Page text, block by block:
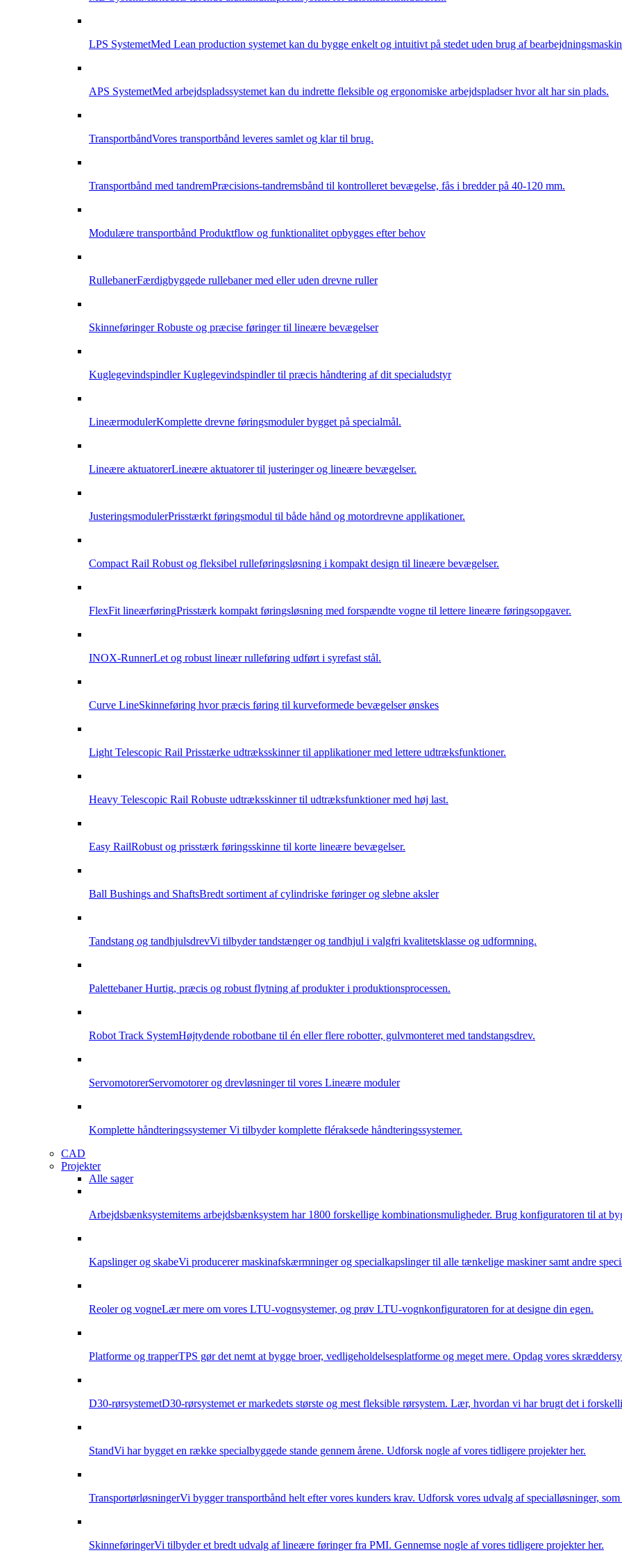
LPS SystemetMed Lean production systemet kan du bygge enkelt og intuitivt på stedet uden brug af
APS SystemetMed arbejdspladssystemet kan du indrette fleksible og ergonomiske arbejdspladser hvor alt har sin plads.
TransportbåndVores transportbånd leveres samlet og klar til brug.
Transportbånd med tandremPræcisions-tandremsbånd til kontrolleret bevægelse, fås i bredder på 40-120 mm.
Modulære transportbånd Produktflow og funktionalitet opbygges efter behov
RullebanerFærdigbyggede rullebaner med eller uden drevne ruller
SkinneføringerRobuste og præcise føringer til lineære bevægelser
KuglegevindspindlerKuglegevindspindler til præcis håndtering af dit specialudstyr
LineærmodulerKomplette drevne føringsmoduler bygget på specialmål.
Lineære aktuatorerLineære aktuatorer til justeringer og lineære bevægelser.
JusteringsmodulerPrisstærkt føringsmodul til både hånd og motordrevne applikationer.
Compact Rail Robust og fleksibel rulleføringsløsning i kompakt design til lineære bevægelser.
FlexFit lineærføringPrisstærk kompakt føringsløsning med forspændte vogne til lettere lineære føringsopgaver.
INOX-RunnerLet og robust lineær rulleføring udført i syrefast stål.
Curve LineSkinneføring hvor præcis føring til kurveformede bevægelser ønskes
Light Telescopic Rail Prisstærke udtræksskinner til applikationer med lettere udtræksfunktioner.
Heavy Telescopic Rail Robuste udtræksskinner til udtræksfunktioner med høj last.
Easy RailRobust og prisstærk føringsskinne til korte lineære bevægelser.
Ball Bushings and ShaftsBredt sortiment af cylindriske føringer og slebne aksler
Tandstang og tandhjulsdrevVi tilbyder tandstænger og tandhjul i valgfri kvalitetsklasse og udformning.
PalettebanerHurtig, præcis og robust flytning af produkter i produktionsprocessen.
Robot Track SystemHøjtydende robotbane til én eller flere robotter, gulvmonteret med tandstangsdrev.
ServomotorerServomotorer og drevløsninger til vores Lineære moduler
Komplette håndteringssystemerVi tilbyder komplette fléraksede håndteringssystemer.
CAD
Projekter
Alle sager
Arbejdsbænksystemitems arbejdsbænksystem har 1800 forskellige kombinationsmuligheder. Brug konfiguratoren til at
Kapslinger og skabeVi producerer maskinafskærmninger og specialkapslinger til alle tænkelige maskiner samt andre
Reoler og vogneLær mere om vores LTU-vognsystemer, og prøv LTU-vognkonfiguratoren for at designe din egen.
Platforme og trapperTPS gør det nemt at bygge broer, vedligeholdelsesplatforme og meget mere. Opdag vores
D30-rørsystemetD30-rørsystemet er markedets største og mest fleksible rørsystem. Lær, hvordan vi har brugt det i
StandVi har bygget en række specialbyggede stande gennem årene. Udforsk nogle af vores tidligere projekter her.
TransportørløsningerVi bygger transportbånd helt efter vores kunders krav. Udforsk vores udvalg af specialløsninger,
SkinneføringerVi tilbyder et bredt udvalg af lineære føringer fra PMI. Gennemse nogle af vores tidligere projekter her.